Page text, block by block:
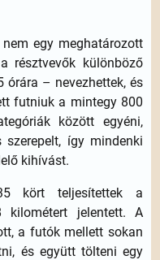
egy meghatározott
résztvevők különböző
órára – nevezhettek, és
futniuk a mintegy 800
között egyéni,
így mindenki
kihívást.
kört teljesítettek a
kilométert jelentett. A
a futók mellett sokan
és együtt tölteni egy